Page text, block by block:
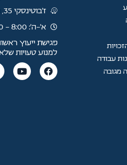
עבודה
מגובה
ז'בוטינסקי 35, מגדל התאומים 2 - קומה 5, רמת גן
א׳–ה׳: 8:00 - 19:00
פגישת ייעוץ
למנוע טעויות